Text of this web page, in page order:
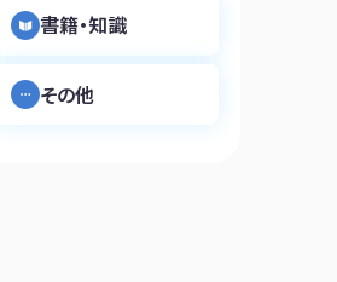
書籍・知識
その他